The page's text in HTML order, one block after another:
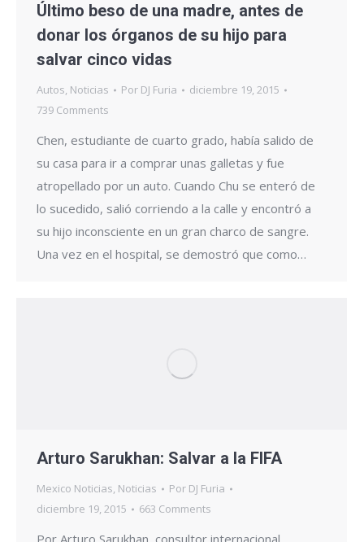
Último beso de una madre, antes de
donar los órganos de su hijo para
salvar cinco vidas
Autos, Noticias Por DJ Furia
diciembre 19, 2015
739 Comments
Chen, estudiante de cuarto grado, había salido de
su casa para ir a comprar unas galletas y fue
atropellado por un auto. Cuando Chu se enteró de
lo sucedido, salió corriendo a la calle y encontró a
su hijo inconsciente en un gran charco de sangre.
Una vez en el hospital, se demostró que como…
Arturo Sarukhan: Salvar a la FIFA
Mexico Noticias, Noticias Por DJ Furia
diciembre 19, 2015
663 Comments